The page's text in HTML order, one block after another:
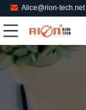
Alice@rion-tech.net